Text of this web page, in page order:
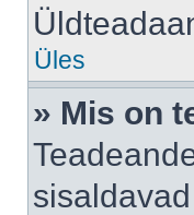
Üles
» Mis on